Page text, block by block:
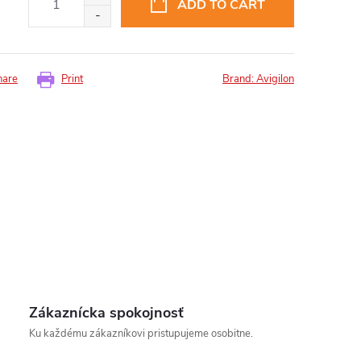
ADD TO CART
Print Brand:Avigilon
Zákaznícka spokojnosť
Ku každému zákazníkovi pristupujeme osobitne.